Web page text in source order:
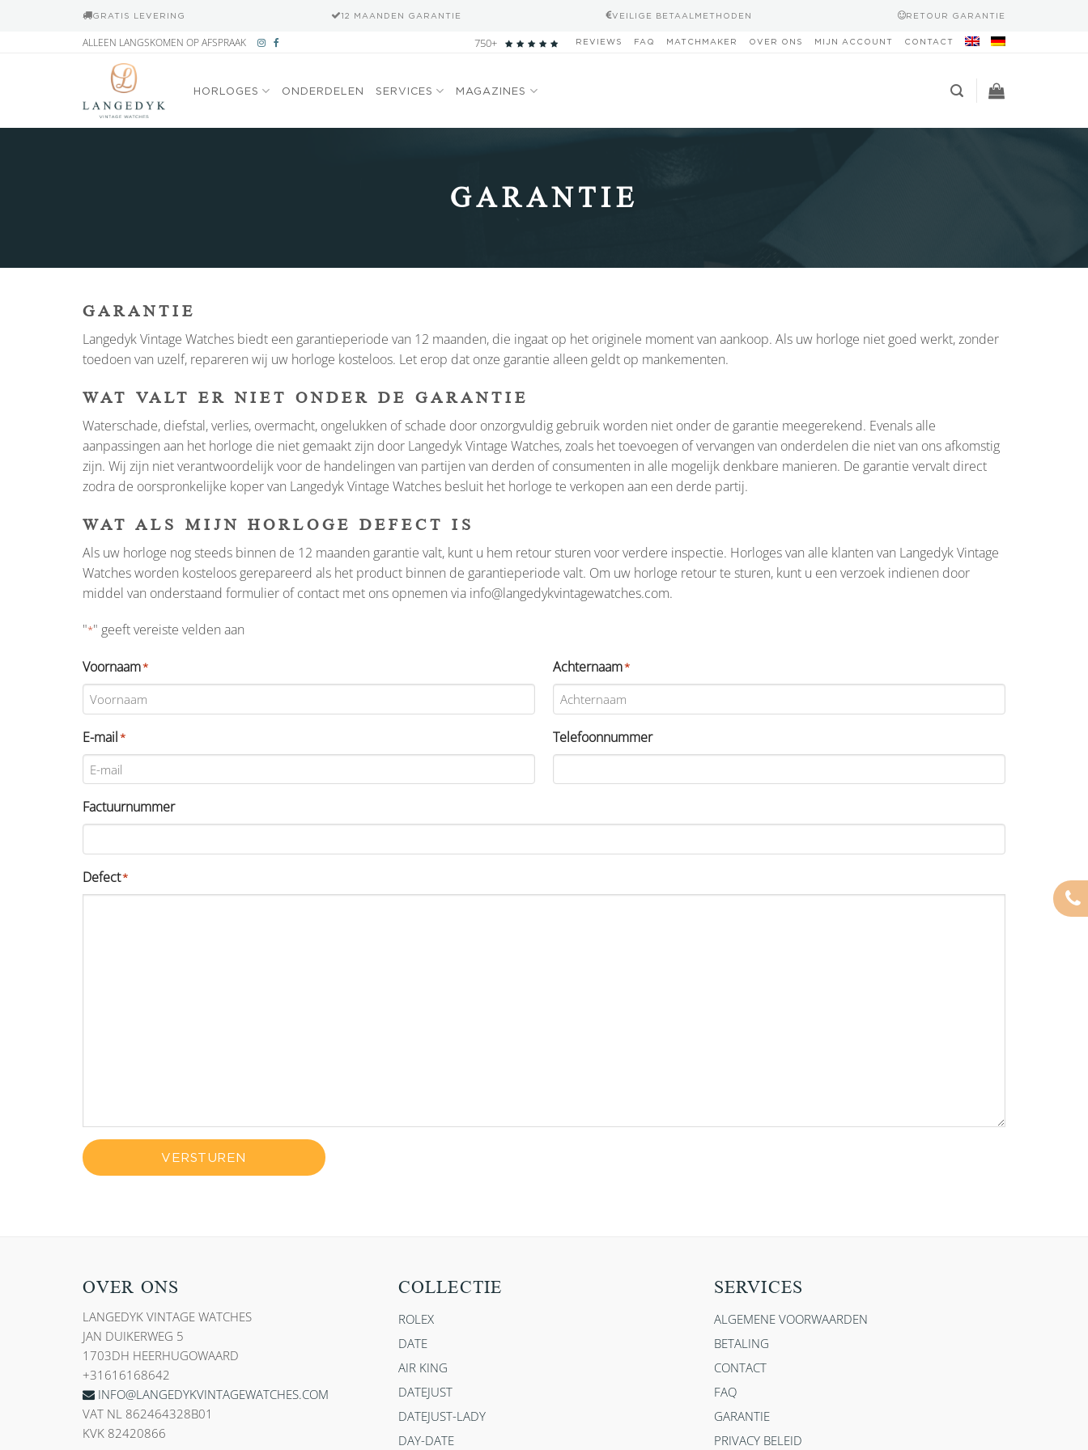
GRATIS LEVERING 12 MAANDEN GARANTIE VEILIGE BETAALMETHODEN RETOUR GARANTIE
ALLEEN LANGSKOMEN OP AFSPRAAK 750+ REVIEWS FAQ MATCHMAKER OVER ONS MIJN ACCOUNT CONTACT
HORLOGES ONDERDELEN SERVICES MAGAZINES
GARANTIE
GARANTIE
Langedyk Vintage Watches biedt een garantieperiode van 12 maanden, die ingaat op het originele moment van aankoop. Als uw horloge niet goed werkt, zonder
toedoen van uzelf, repareren wij uw horloge kosteloos. Let erop dat onze garantie alleen geldt op mankementen.
WAT VALT ER NIET ONDER DE GARANTIE
Waterschade, diefstal, verlies, overmacht, ongelukken of schade door onzorgvuldig gebruik worden niet onder de garantie meegerekend. Evenals alle
aanpassingen aan het horloge die niet gemaakt zijn door Langedyk Vintage Watches, zoals het toevoegen of vervangen van onderdelen die niet van ons afkomstig
zijn. Wij zijn niet verantwoordelijk voor de handelingen van partijen van derden of consumenten in alle mogelijk denkbare manieren. De garantie vervalt direct
zodra de oorspronkelijke koper van Langedyk Vintage Watches besluit het horloge te verkopen aan een derde partij.
WAT ALS MIJN HORLOGE DEFECT IS
Als uw horloge nog steeds binnen de 12 maanden garantie valt, kunt u hem retour sturen voor verdere inspectie. Horloges van alle klanten van Langedyk Vintage
Watches worden kosteloos gerepareerd als het product binnen de garantieperiode valt. Om uw horloge retour te sturen, kunt u een verzoek indienen door
middel van onderstaand formulier of contact met ons opnemen via info@langedykvintagewatches.com.
"*" geeft vereiste velden aan
Voornaam* Achternaam*
E-mail* Telefoonnummer
Factuurnummer
Defect*
VERSTUREN
OVER ONS
LANGEDYK VINTAGE WATCHES
JAN DUIKERWEG 5
1703DH HEERHUGOWAARD
+31616168642
INFO@LANGEDYKVINTAGEWATCHES.COM
VAT NL 862464328B01
KVK 82420866
COLLECTIE
ROLEX
DATE
AIR KING
DATEJUST
DATEJUST-LADY
DAY-DATE
SERVICES
ALGEMENE VOORWAARDEN
BETALING
CONTACT
FAQ
GARANTIE
PRIVACY BELEID